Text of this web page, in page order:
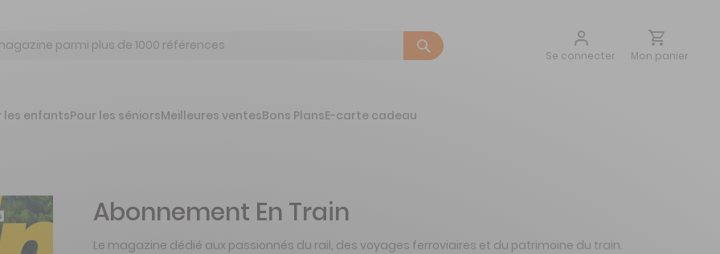
Se connecter
Aller
Mon panier
les enfantsPour les séniorsMeilleures ventesBons PlansE-carte cadeau
Abonnement En Train
Le magazine dédié aux passionnés du rail, des voyages ferroviaires et du patrimoine du train.